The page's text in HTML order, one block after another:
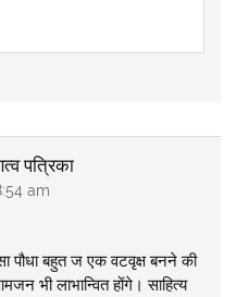
पत्रिका
am
पौधा बहुत ज एक वटवृक्ष बनने की
भी लाभान्वित होंगे। साहित्य